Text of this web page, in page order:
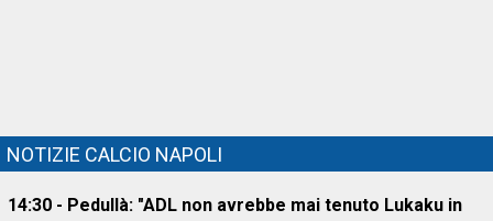
NOTIZIE CALCIO NAPOLI
14:30 - Pedullà: "ADL non avrebbe mai tenuto Lukaku in